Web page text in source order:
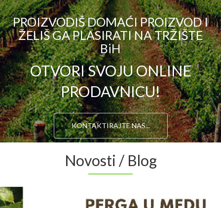
PROIZVODIŠ DOMAĆI PROIZVOD I
ŽELIŠ GA PLASIRATI NA TRŽIŠTE
BiH
OTVORI SVOJU ONLINE
PRODAVNICU!
KONTAKTIRAJTE NAS...
Novosti / Blog